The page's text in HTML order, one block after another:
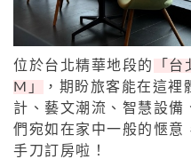
位於台北精華地段的
「
M」
，期盼旅客能在這裡
計、藝文潮流、智慧設備
們宛如在家中一般的愜意
手刀訂房啦！